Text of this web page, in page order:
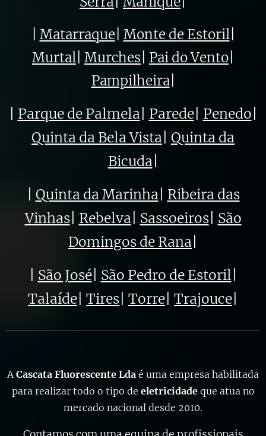
Matarraque Monte de Estoril
Murtal
Murches Pai do Vento
Pampilheira|
Parque de Palmela Parede| Penedo
Quinta da Bela Vista Quinta da
Bicuda
Quinta da Marinha Ribeira das
Vinhas| Rebelva Sassoeiros| São
Domingos de Rana
São José| São Pedro de Estoril
Talaíde Tires Torre Trajouce
A Cascata Fluorescente Lda é uma empresa habilitada
para realizar todo o tipo de eletricidadeque atua no
mercado nacional desde 2010.